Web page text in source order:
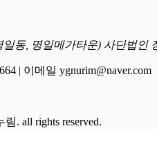
동, 명일메가타운) 사단법인
| 이메일 ygnurim@naver.com
. all rights reserved.